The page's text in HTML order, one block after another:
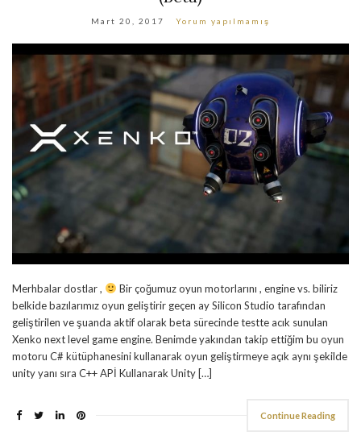
Mart 20, 2017 Yorum yapılmamış
Merhbalar dostlar ,
Bir çoğumuz oyun motorlarını , engine vs. biliriz
belkide bazılarımız oyun geliştirir geçen ay Silicon Studio tarafından
geliştirilen ve şuanda aktif olarak beta sürecinde testte acık sunulan
Xenko next level game engine. Benimde yakından takip ettiğim bu oyun
motoru C# kütüphanesini kullanarak oyun geliştirmeye açık aynı şekilde
unity yanı sıra C++ APİ Kullanarak Unity […]
Continue Reading